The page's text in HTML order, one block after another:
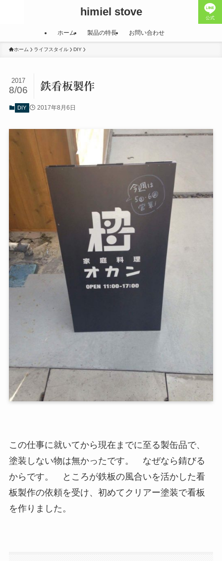
himiel stove 公式
ホーム 製品の特長 お問い合わせ
ホーム ライフスタイル DIY
鉄看板製作
2017
8/06
DIY 2017年8月6日
この仕事に就いてから現在までに至る製缶品で、
塗装しない物は無かったです。 なぜなら錆びる
からです。 ところが鉄板の風合いを活かした看
板製作の依頼を受け、初めてクリアー塗装で看板
を作りました。